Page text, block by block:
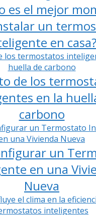
es el mejor
un
en casa?
de los
en la
carbono
un
en una
Nueva